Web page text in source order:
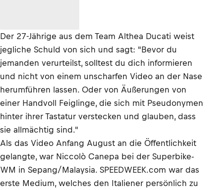
Der 27-Jährige aus dem Team Althea Ducati weist
jegliche Schuld von sich und sagt: "Bevor du
jemanden verurteilst, solltest du dich informieren
und nicht von einem unscharfen Video an der Nase
herumführen lassen. Oder von Äußerungen von
einer Handvoll Feiglinge, die sich mit Pseudonymen
hinter ihrer Tastatur verstecken und glauben, dass
sie allmächtig sind."
Als das Video Anfang August an die Öffentlichkeit
gelangte, war Niccolò Canepa bei der Superbike-
WM in Sepang/Malaysia. SPEEDWEEK.com war das
erste Medium, welches den Italiener persönlich zu